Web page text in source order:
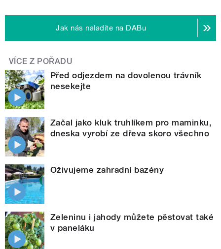
Jak nás naladíte na DABu
VÍCE Z POŘADU
Před odjezdem na dovolenou trávník
nesekejte
Začal jako kluk truhlíkem pro maminku,
dneska vyrobí ze dřeva skoro všechno
Oživujeme zahradní bazény
Zeleninu i jahody můžete pěstovat také
v paneláku